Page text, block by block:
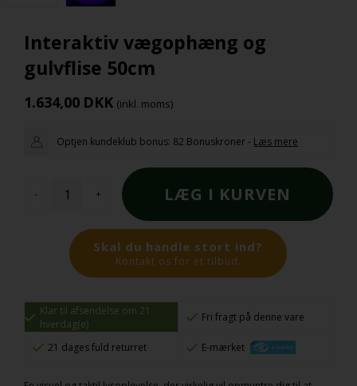
Interaktiv vægophæng og
gulvflise 50cm
1.634,00 DKK (inkl. moms)
Optjen kundeklub bonus: 82 Bonuskroner - Læs mere
- +
Skal du handle stort ind?
Kontakt os for et tilbud.
Klar til afsendelse om 21
hverdag(e)
Fri fragt på denne vare
21 dages fuld returret E-mærket